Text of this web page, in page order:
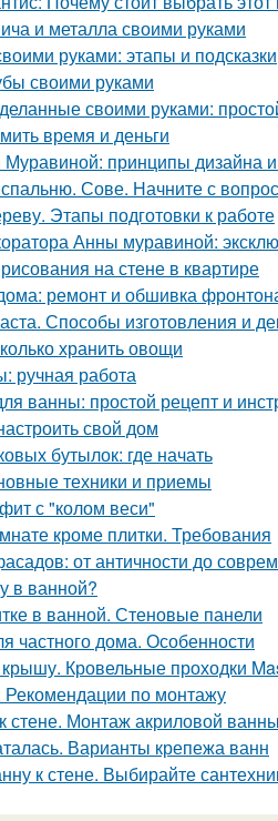
и металла своими руками
руками: этапы и подсказки
своими руками
своими руками:
время и деньги
принципы дизайна
Сове. Начните с
Этапы подготовки к работе
Анны муравиной:
на стене в квартире
ремонт и обшивка
Способы изготовления и
хранить овощи
ручная работа
ванны: простой рецепт и
свой дом
бутылок: где начать
техники и приемы
с "колом веси"
кроме плитки. Требования
от античности до
в ванной?
в ванной. Стеновые панели
частного дома. Особенности
Кровельные проходки
Рекомендации по монтажу
стене. Монтаж акриловой
Варианты крепежа ванн
к стене. Выбирайте